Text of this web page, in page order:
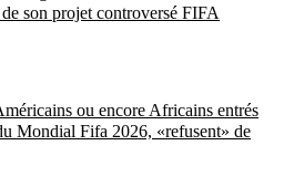
son projet controversé FIFA
ou encore Africains entrés
Mondial Fifa 2026, «refusent» de